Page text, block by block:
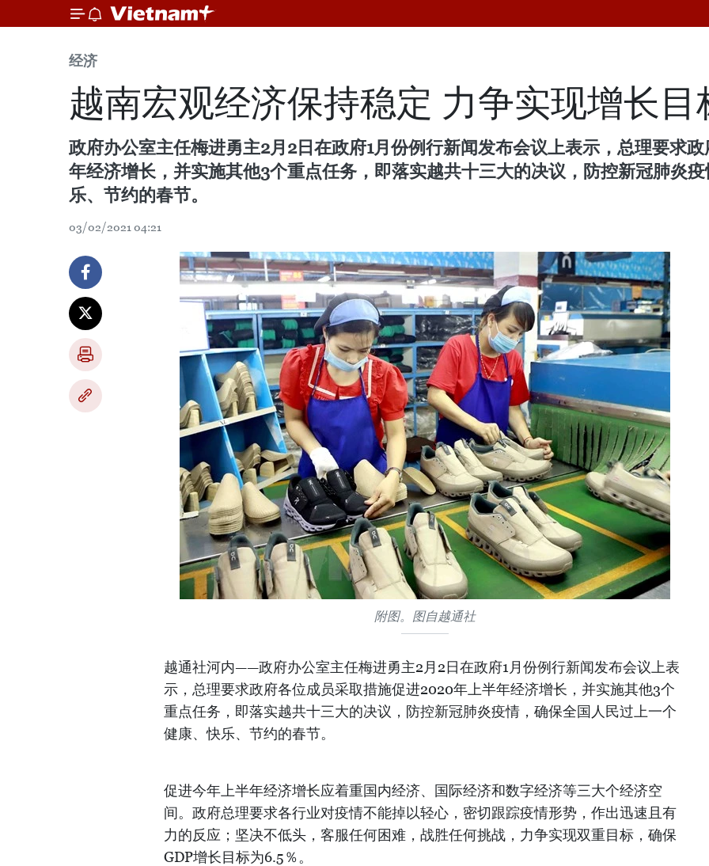
经济
越南宏观经济保持稳定 力争实现增长目
政府办公室主任梅进勇主2月2日在政府1月份例行新闻发布会议上表示，总理要求
年经济增长，并实施其他3个重点任务，即落实越共十三大的决议，防控新冠肺炎
乐、节约的春节。
03/02/2021 04:21
附图。图自越通社
越通社河内——政府办公室主任梅进勇主2月2日在政府1月份例行新闻发布会议上表
示，总理要求政府各位成员采取措施促进2020年上半年经济增长，并实施其他3个
重点任务，即落实越共十三大的决议，防控新冠肺炎疫情，确保全国人民过上一个
健康、快乐、节约的春节。
促进今年上半年经济增长应着重国内经济、国际经济和数字经济等三大个经济空
间。政府总理要求各行业对疫情不能掉以轻心，密切跟踪疫情形势，作出迅速且有
力的反应；坚决不低头，客服任何困难，战胜任何挑战，力争实现双重目标，确保
GDP增长目标为6.5％。